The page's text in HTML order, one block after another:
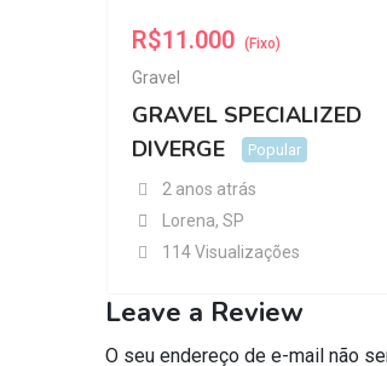
R$11.000 (Fixo)
Gravel
GRAVEL SPECIALIZED
DIVERGE
Popular
2 anos atrás
Lorena, SP
114 Visualizações
Leave a Review
O seu endereço de e-mail não